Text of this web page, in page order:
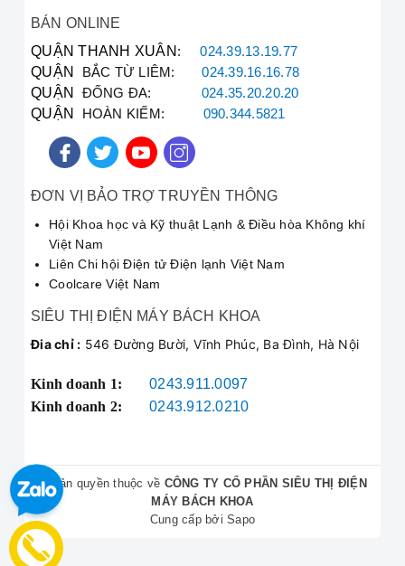
5
Hỏng bo mạch,
block (máy
nén)
Đây là các lỗi
phức tạp, cần
thợchuyên
nghiệp sửa
⭐ Quy TrìnhDịch Vụ Sửa
Máy Hút ẨmChuyên
Nghiệp
Chúng tôi thực hiện quy trình chuẩn 5 bước, đảm bảo
chất lượng dịch vụ tốt nhất:
090.222.3456, mô tả tình trạng máy.
Kiểm tra và báo giá: Kỹ thuật viên đến tận nơi kiểm
khách hàng đồng ý với mức giá. Đảm bảo thao tác
chuẩn kỹ thuật, nhanh gọn.
Vận hành và nghiệm thu: Sau khi sửa, chạy thử để
đảm bảo máy hoạt động ổn định. Khách hàng kiểm tra
và thanh toán.
BÁN ONLINE
QUẬN THANH XUÂN :024.39.13.19.77
QUẬN BẮC TỪ LIÊM:024.39.16.16.78
QUẬN ĐỐNG ĐA: 024.35.20.20.20
QUẬN HOÀN KIẾM: 090.344.5821
ĐƠN VỊ BẢO TRỢ TRUYỀN THÔNG
Hội Khoa học và Kỹ thuật Lạnh & Điều hòa Không khí
Việt Nam
Liên Chi hội Điện tử Điện lạnh Việt Nam
Coolcare Việt Nam
SIÊU THỊ ĐIỆN MÁY BÁCH KHOA
Đia chỉ : 546 Đường Bười, Vĩnh Phúc, Ba Đình, Hà Nội
Kinh doanh 1:
0243.911.0097
Kinh doanh 2:
0243.912.0210
© Bản quyền thuộc về CÔNG TY CỔ PHẦN SIÊU THỊ ĐIỆN
MÁY BÁCH KHOA
Cung cấp bởiSapo